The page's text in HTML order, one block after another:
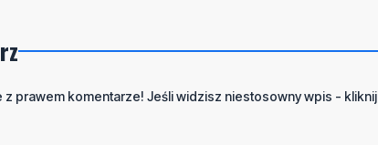
z prawem komentarze! Jeśli widzisz niestosowny wpis - kliknij